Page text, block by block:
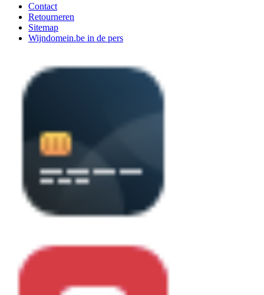
Contact
Retourneren
Sitemap
Wijndomein.be in de pers